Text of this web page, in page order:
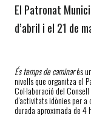
El Patronat
d’abril i el 21 de
És temps de caminarés
nivells que organitza el
Col·laboració del
d’activitats idònies per a
durada aproximada de 4